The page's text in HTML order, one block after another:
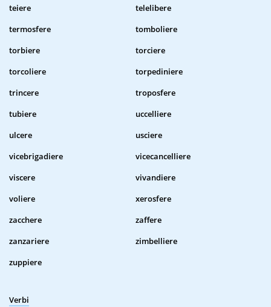
teiere
telelibere
termosfere
tomboliere
torbiere
torciere
torcoliere
torpediniere
trincere
troposfere
tubiere
uccelliere
ulcere
usciere
vicebrigadiere
vicecancelliere
viscere
vivandiere
voliere
xerosfere
zacchere
zaffere
zanzariere
zimbelliere
zuppiere
Verbi